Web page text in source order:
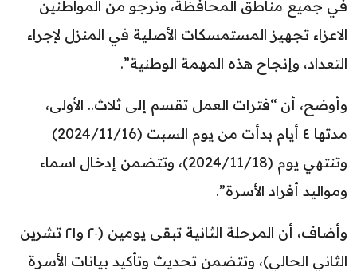
في جميع مناطق المحافظة، ونرجو من المواطنين
الاعزاء تجهيز المستمسكات الأصلية في المنزل لإجراء
التعداد، وإنجاح هذه المهمة الوطنية”.
وأوضح، أن “فترات العمل تقسم إلى ثلاث.. الأولى،
مدتها ٤ أيام بدأت من يوم السبت (2024/11/16)
وتنتهي يوم (2024/11/18)، وتتضمن إدخال اسماء
ومواليد أفراد الأسرة”.
وأضاف، أن المرحلة الثانية تبقى يومين (٢٠ و٢١ تشرين
الثاني الحالي)، وتتضمن تحديث وتأكيد بيانات الأسرة